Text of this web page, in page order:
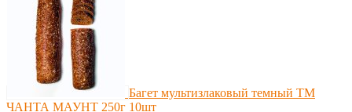
Багет мультизлаковый темный ТМ
ЧАНТА МАУНТ 250г 10шт